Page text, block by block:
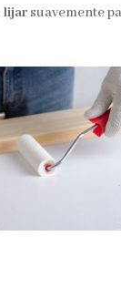
lijar suavemente